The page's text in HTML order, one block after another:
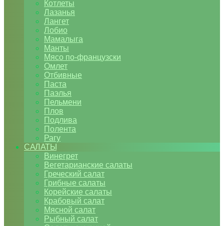
Котлеты
Лазанья
Лангет
Лобио
Мамалыга
Манты
Мясо по-французски
Омлет
Отбивные
Паста
Паэлья
Пельмени
Плов
Подлива
Полента
Рагу
САЛАТЫ
Винегрет
Вегетарианские салаты
Греческий салат
Грибные салаты
Корейские салаты
Крабовый салат
Мясной салат
Рыбный салат